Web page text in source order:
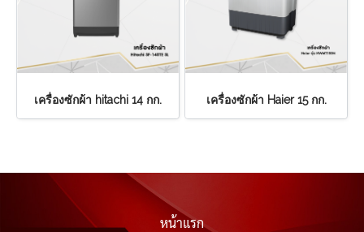
เครื่องซักผ้า hitachi 14 กก. เครื่องซักผ้า Haier 15 กก.
หน้าแรก